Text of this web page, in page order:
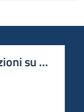
su questa